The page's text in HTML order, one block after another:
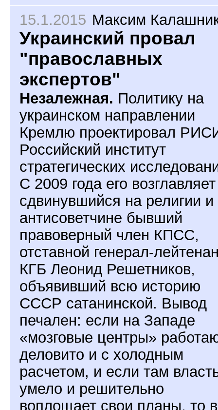
15.1.2015 Максим
Украинский провал
"православных
экспертов"
Незалежная. Политику на
украинском направлении
Кремлю проектировал
Российский институт
стратегических
С 2009 года его возглавляет
сдвинувшийся на религии и
антисоветчине бывший
правоверный член КПСС,
отставной генерал-
КГБ Леонид Решетников,
объявивший всю историю
СССР сатанинской. Вывод
печален: если на Западе
«мозговые центры»
деловито и с холодным
расчетом, и если там
умело и решительно
воплощает свои планы, то в